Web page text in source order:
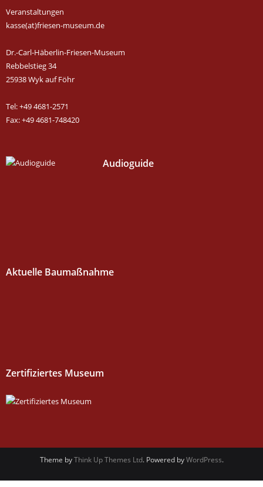
Veranstaltungen
kasse(at)friesen-museum.de
Dr.-Carl-Häberlin-Friesen-Museum
Rebbelstieg 34
25938 Wyk auf Föhr
Tel: +49 4681-2571
Fax: +49 4681-748420
Audioguide
Aktuelle Baumaßnahme
Zertifiziertes Museum
Theme byThink Up Themes Ltd. Powered byWordPress.